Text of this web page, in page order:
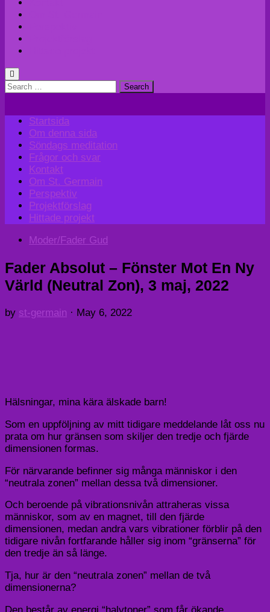
Search
Startsida
Om denna sida
Söndags meditation
Frågor och svar
Kontakt
Om St. Germain
Perspektiv
Projektförslag
Hittade projekt
Moder/Fader Gud
Fader Absolut – Fönster Mot En Ny
Värld (Neutral Zon), 3 maj, 2022
by st-germain · May 6, 2022
Hälsningar, mina kära älskade barn!
Som en uppföljning av mitt tidigare meddelande låt oss nu
prata om hur gränsen som skiljer den tredje och fjärde
dimensionen formas.
För närvarande befinner sig många människor i den
“neutrala zonen” mellan dessa två dimensioner.
Och beroende på vibrationsnivån attraheras vissa
människor, som av en magnet, till den fjärde
dimensionen, medan andra vars vibrationer förblir på den
tidigare nivån fortfarande håller sig inom “gränserna” för
den tredje än så länge.
Tja, hur är den “neutrala zonen” mellan de två
dimensionerna?